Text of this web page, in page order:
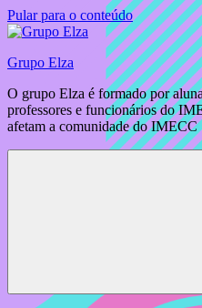
Pular para o conteúdo
Grupo Elza
O grupo Elza é formado por
professores e funcionários do
afetam a comunidade do IMECC